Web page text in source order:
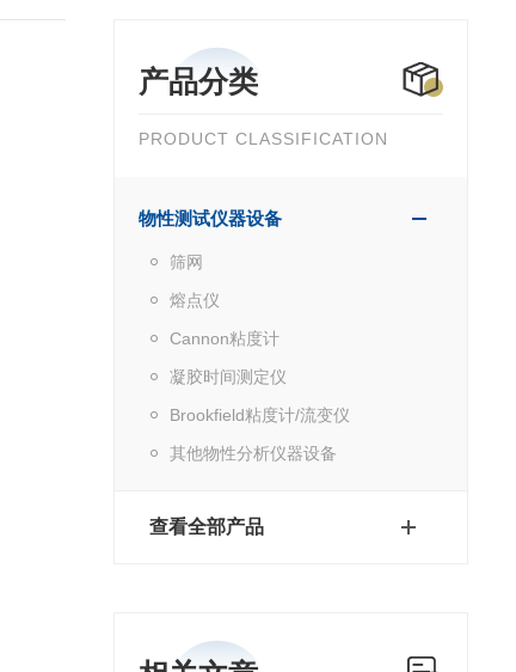
产品分类
PRODUCT CLASSIFICATION
物性测试仪器设备
筛网
熔点仪
Cannon粘度计
凝胶时间测定仪
Brookfield粘度计/流变仪
其他物性分析仪器设备
查看全部产品